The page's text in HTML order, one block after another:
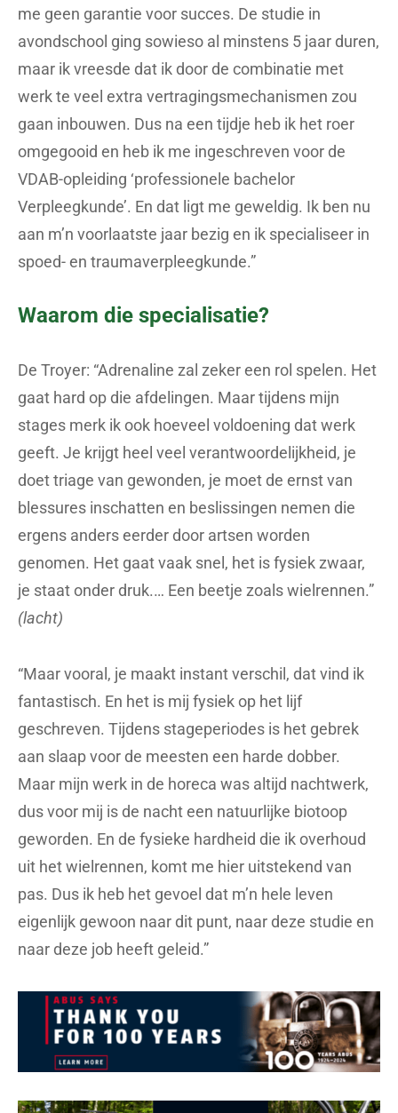
me geen garantie voor succes. De studie in
avondschool ging sowieso al minstens 5 jaar duren,
maar ik vreesde dat ik door de combinatie met
werk te veel extra vertragingsmechanismen zou
gaan inbouwen. Dus na een tijdje heb ik het roer
omgegooid en heb ik me ingeschreven voor de
VDAB-opleiding ‘professionele bachelor
Verpleegkunde’. En dat ligt me geweldig. Ik ben nu
aan m’n voorlaatste jaar bezig en ik specialiseer in
spoed- en traumaverpleegkunde.”
Waarom die specialisatie?
De Troyer: “Adrenaline zal zeker een rol spelen. Het
gaat hard op die afdelingen. Maar tijdens mijn
stages merk ik ook hoeveel voldoening dat werk
geeft. Je krijgt heel veel verantwoordelijkheid, je
doet triage van gewonden, je moet de ernst van
blessures inschatten en beslissingen nemen die
ergens anders eerder door artsen worden
genomen. Het gaat vaak snel, het is fysiek zwaar,
je staat onder druk.… Een beetje zoals wielrennen.”
(lacht)
“Maar vooral, je maakt instant verschil, dat vind ik
fantastisch. En het is mij fysiek op het lijf
geschreven. Tijdens stageperiodes is het gebrek
aan slaap voor de meesten een harde dobber.
Maar mijn werk in de horeca was altijd nachtwerk,
dus voor mij is de nacht een natuurlijke biotoop
geworden. En de fysieke hardheid die ik overhoud
uit het wielrennen, komt me hier uitstekend van
pas. Dus ik heb het gevoel dat m’n hele leven
eigenlijk gewoon naar dit punt, naar deze studie en
naar deze job heeft geleid.”